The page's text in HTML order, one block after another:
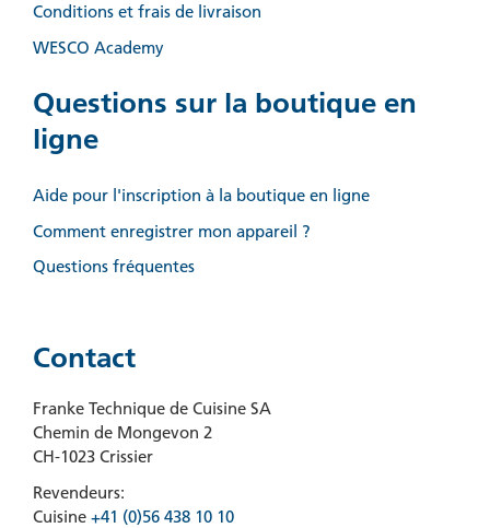
Conditions et frais de livraison
WESCO Academy
Questions sur la boutique en
ligne
Aide pour l'inscription à la boutique en ligne
Comment enregistrer mon appareil ?
Questions fréquentes
Contact
Franke Technique de Cuisine SA
Chemin de Mongevon 2
CH-1023 Crissier
Revendeurs:
Cuisine +41 (0)56 438 10 10